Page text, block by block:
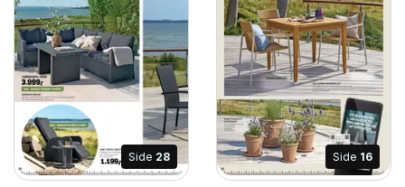
Side 28 Side 16